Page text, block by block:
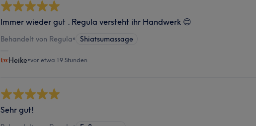
Immer wieder gut . Regula versteht ihr Handwerk 😊
Behandelt von Regula• Shiatsumassage
Heike•vor etwa 19 Stunden
Sehr gut!